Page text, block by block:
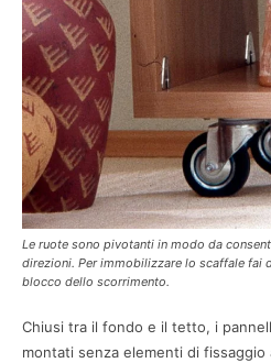
Le ruote sono pivotanti in modo da
direzioni. Per immobilizzare lo scaffale fai
blocco dello scorrimento.
Chiusi tra il fondo e il tetto, i
montati senza elementi di fissaggio